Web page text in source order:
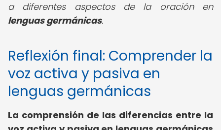
a diferentes aspectos de la oración en
lenguas germánicas.
Reflexión final: Comprender la
voz activa y pasiva en
lenguas germánicas
La comprensión de las diferencias entre la